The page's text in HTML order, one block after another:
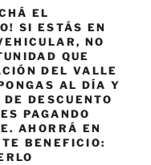
EL
SI ESTÁS EN
NO
QUE
DEL VALLE
AL DÍA Y
DESCUENTO
PAGANDO
AHORRÁ EN
BENEFICIO: